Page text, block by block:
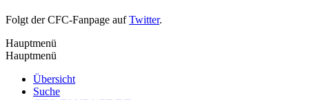
Folgt der CFC-Fanpage aufTwitter.
Hauptmenü
Hauptmenü
Übersicht
Suche